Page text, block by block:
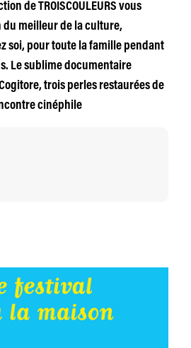
de TROISCOULEURS vous
du meilleur de la culture,
soi, pour toute la famille pendant
Le sublime documentaire
trois perles restaurées de
cinéphile